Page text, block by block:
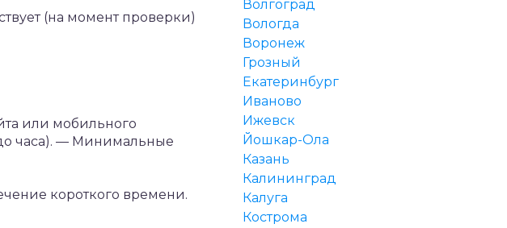
(на момент проверки)
или мобильного
часа). — Минимальные
короткого времени.
Волгоград
Вологда
Воронеж
Грозный
Екатеринбург
Иваново
Ижевск
Йошкар-Ола
Казань
Калининград
Калуга
Кострома